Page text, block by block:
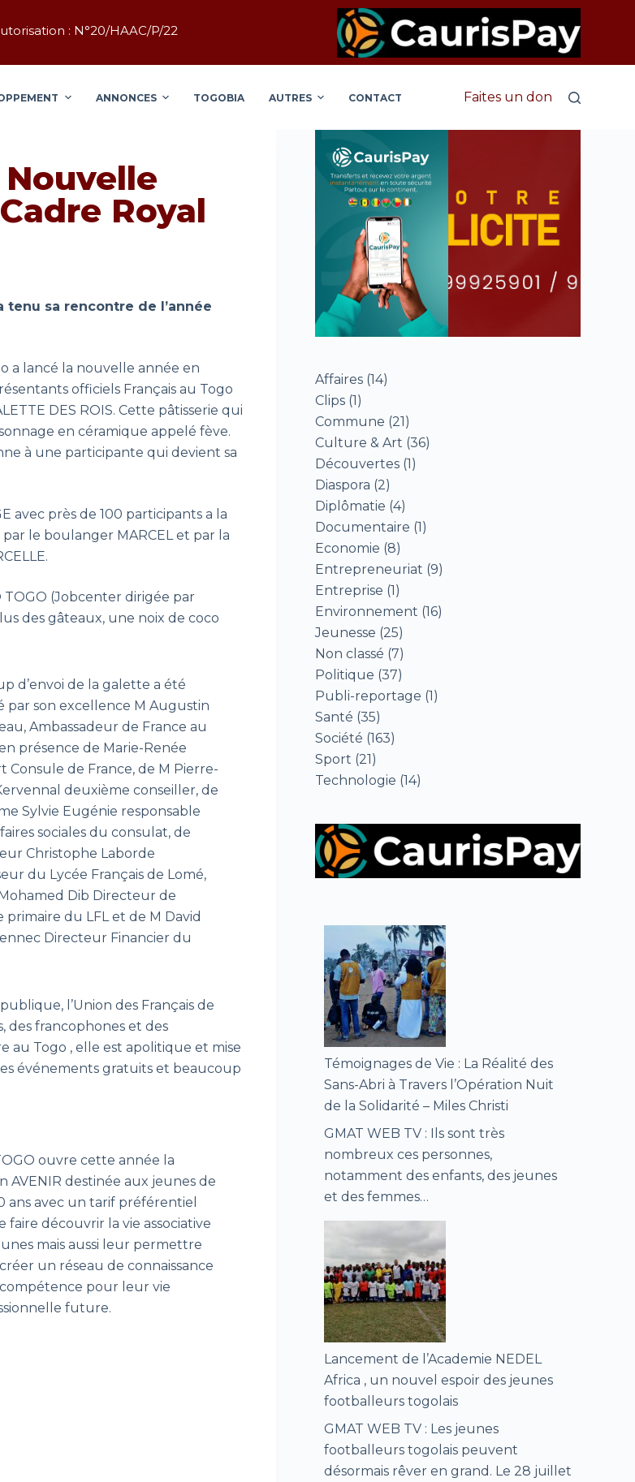
: N°20/HAAC/P/22
ANNONCES TOGOBIA AUTRES CONTACT Faites un don
Nouvelle
Royal
tenu sa rencontre de l’année
a lancé la nouvelle année en
officiels Français au Togo
DES ROIS. Cette pâtisserie qui
en céramique appelé fève.
à une participante qui devient sa
avec près de 100 participants a la
par le boulanger MARCEL et par la
TOGO (Jobcenter dirigée par
des gâteaux, une noix de coco
d’envoi de la galette a été
par son excellence M Augustin
Ambassadeur de France au
présence de Marie-Renée
Consule de France, de M Pierre-
deuxième conseiller, de
Sylvie Eugénie responsable
sociales du consulat, de
Christophe Laborde
du Lycée Français de Lomé,
Dib Directeur de
primaire du LFL et de M David
Directeur Financier du
l’Union des Français de
des francophones et des
au Togo , elle est apolitique et mise
événements gratuits et beaucoup
ouvre cette année la
AVENIR destinée aux jeunes de
ans avec un tarif préférentiel
faire découvrir la vie associative
mais aussi leur permettre
un réseau de connaissance
pour leur vie
future.
Affaires (14)
Clips (1)
Commune (21)
Culture & Art (36)
Découvertes (1)
Diaspora (2)
Diplômatie (4)
Documentaire (1)
Economie (8)
Entrepreneuriat (9)
Entreprise (1)
Environnement (16)
Jeunesse (25)
Non classé (7)
Politique (37)
Publi-reportage (1)
Santé (35)
Société (163)
Sport (21)
Technologie (14)
Témoignages de Vie : La Réalité des
Sans-Abri à Travers l’Opération Nuit
de la Solidarité – Miles Christi
GMAT WEB TV : Ils sont très
nombreux ces personnes,
notamment des enfants, des jeunes
et des femmes…
Lancement de l’Academie NEDEL
Africa , un nouvel espoir des jeunes
footballeurs togolais
GMAT WEB TV : Les jeunes
footballeurs togolais peuvent
désormais rêver en grand. Le 28 juillet